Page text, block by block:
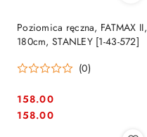
Poziomica ręczna, FATMAX II,
180cm, STANLEY [1-43-572]
(0)
Cena:
158.00
Cena:
158.00